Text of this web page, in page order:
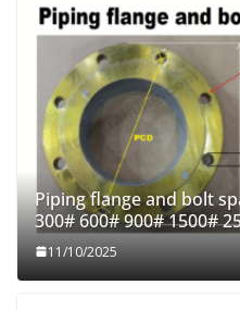
Piping flange and bolt
300# 600# 900# 1500#
11/10/2025